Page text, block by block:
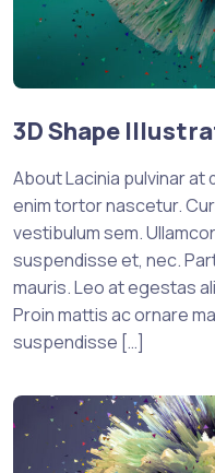
3D Shape
About Lacinia pulvinar at
enim tortor nascetur.
vestibulum sem.
suspendisse et, nec.
mauris. Leo at egestas
Proin mattis ac ornare
suspendisse […]